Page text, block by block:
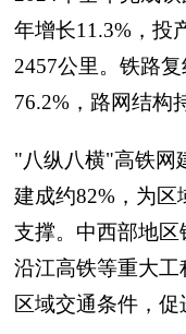
年增长11.3%，投
2457公里。铁路
76.2%，路网结构
"八纵八横"高铁网
建成约82%，为区
支撑。中西部地区
沿江高铁等重大工
区域交通条件，促